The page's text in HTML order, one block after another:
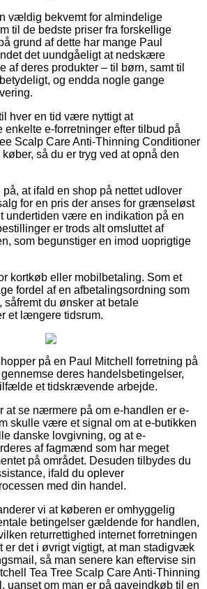
vældig bekvemt for almindelige
til de bedste priser fra forskellige
grund af dette har mange Paul
det uundgåeligt at nedskære
af deres produkter – til børn, samt til
og endda nogle gange
hver en tid være nyttigt at
enkelte e-forretninger efter tilbud på
Scalp Care Anti-Thinning Conditioner
så du er tryg ved at opnå den
at ifald en shop på nettet udlover
for en pris der anses for grænseløst
undertiden være en indikation på en
er trods alt omsluttet af
som begunstiger en imod uoprigtige
kortkøb eller mobilbetaling. Som et
fordel af en afbetalingsordning som
du ønsker at betale
et længere tidsrum.
på en Paul Mitchell forretning på
deres handelsbetingelser,
et tidskrævende arbejde.
at se nærmere på om e-handlen er e-
skulle være et signal om at e-butikken
danske lovgivning, og at e-
af fagmænd som har meget
på området. Desuden tilbydes du
ifald du oplever
med din handel.
vi at køberen er omhyggelig
betingelser gældende for handlen,
returrettighed internet forretningen
er det i øvrigt vigtigt, at man stadigvæk
så man senere kan eftervise sin
Tea Tree Scalp Care Anti-Thinning
uanset om man er på gaveindkøb til en